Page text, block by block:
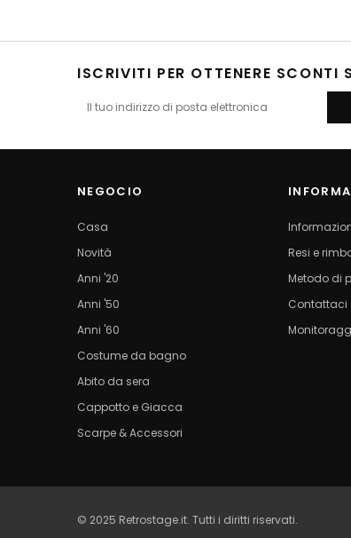
ISCRIVITI PER OTTENERE SCONTI
NEGOCIO
Casa
Novità
Anni '20
Anni '50
Anni '60
Costume da bagno
Abito da sera
Cappotto e Giacca
Scarpe & Accessori
Resi e
Metodo di
Contattaci
© 2025 Retrostage.it. Tutti i diritti riservati.